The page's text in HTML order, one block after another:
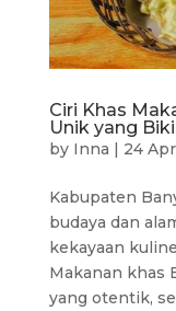
Ciri Khas
Unik yang
by Inna | 24
Kabupaten
budaya dan
kekayaan
Makanan khas
yang otentik,